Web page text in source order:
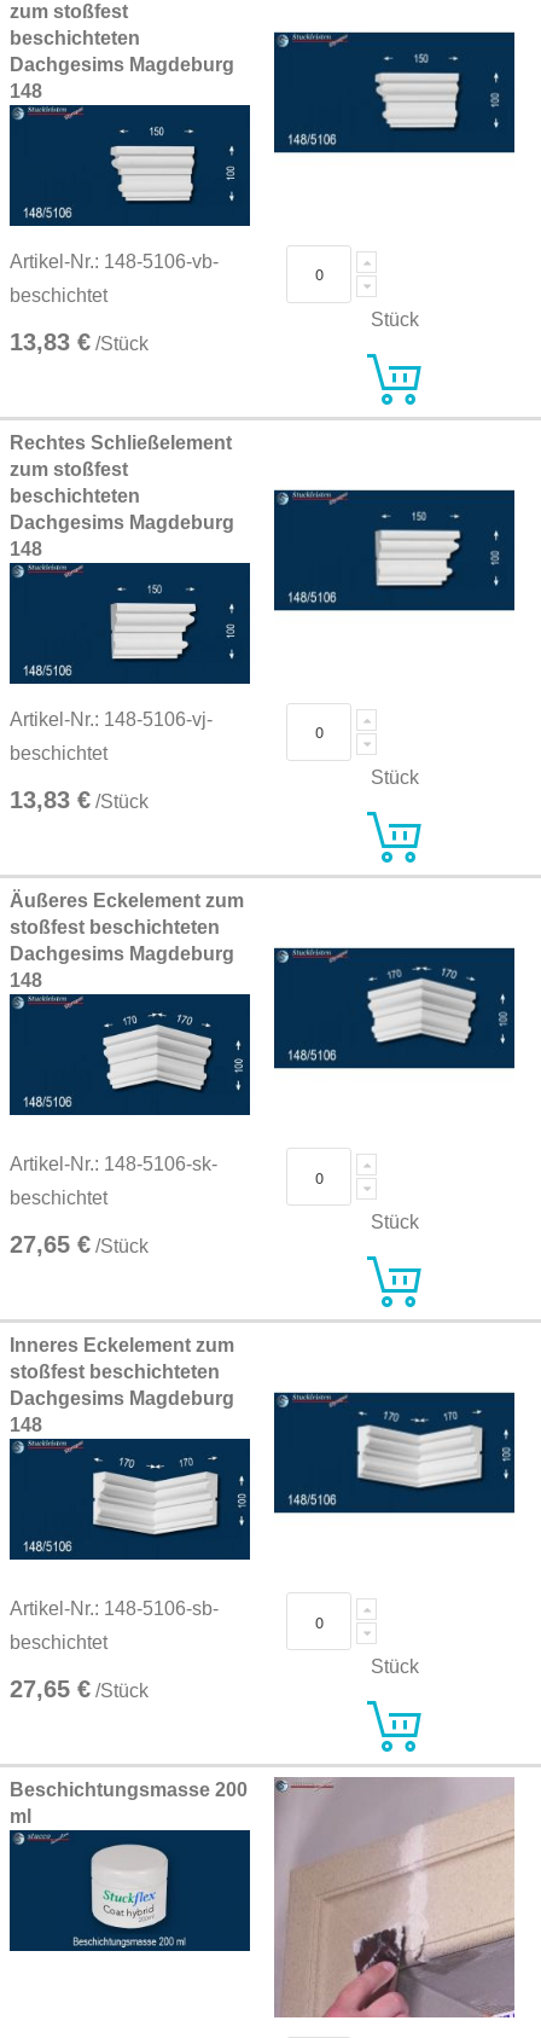
zum stoßfest
beschichteten
Dachgesims Magdeburg
148
Artikel-Nr.: 148-5106-vb-
beschichtet
13,83 € /Stück
Stück
Rechtes Schließelement
zum stoßfest
beschichteten
Dachgesims Magdeburg
148
Artikel-Nr.: 148-5106-vj-
beschichtet
13,83 € /Stück
Stück
Äußeres Eckelement zum
stoßfest beschichteten
Dachgesims Magdeburg
148
Artikel-Nr.: 148-5106-sk-
beschichtet
27,65 € /Stück
Stück
Inneres Eckelement zum
stoßfest beschichteten
Dachgesims Magdeburg
148
Artikel-Nr.: 148-5106-sb-
beschichtet
27,65 € /Stück
Stück
Beschichtungsmasse 200
ml